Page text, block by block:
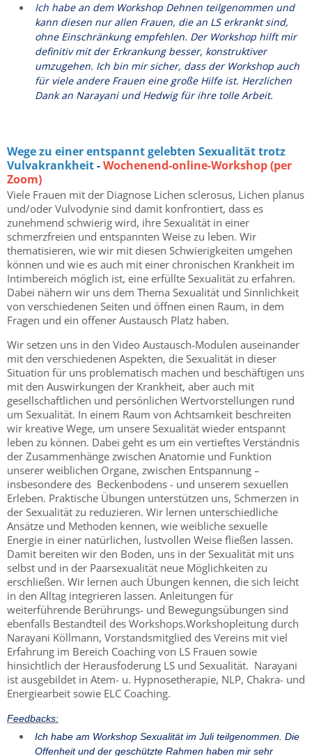
Ich habe an dem Workshop Dehnen teilgenommen und
kann diesen nur allen Frauen, die an LS erkrankt sind,
ohne Einschränkung empfehlen. Der Workshop hilft mir
definitiv mit der Erkrankung besser, konstruktiver
umzugehen. Ich bin mir sicher, dass der Workshop auch
für viele andere Frauen eine große Hilfe ist. Herzlichen
Dank an Narayani und Hedwig für ihre tolle Arbeit.
Wege zu einer entspannt gelebten Sexualität trotz
Vulvakrankheit-Wochenend-online-Workshop (per
Zoom)
Viele Frauen mit der Diagnose Lichen sclerosus, Lichen planus
und/oder Vulvodynie sind damit konfrontiert, dass es
zunehmend schwierig wird, ihre Sexualität in einer
schmerzfreien und entspannten Weise zu leben. Wir
thematisieren, wie wir mit diesen Schwierigkeiten umgehen
können und wie es auch mit einer chronischen Krankheit im
Intimbereich möglich ist, eine erfüllte Sexualität zu erfahren.
Dabei nähern wir uns dem Thema Sexualität und Sinnlichkeit
von verschiedenen Seiten und öffnen einen Raum, in dem
Fragen und ein offener Austausch Platz haben.
Wir setzen uns in den Video Austausch-Modulen auseinander
mit den verschiedenen Aspekten, die Sexualität in dieser
Situation für uns problematisch machen und beschäftigen uns
mit den Auswirkungen der Krankheit, aber auch mit
gesellschaftlichen und persönlichen Wertvorstellungen rund
um Sexualität. In einem Raum von Achtsamkeit beschreiten
wir kreative Wege, um unsere Sexualität wieder entspannt
leben zu können. Dabei geht es um ein vertieftes Verständnis
der Zusammenhänge zwischen Anatomie und Funktion
unserer weiblichen Organe, zwischen Entspannung –
insbesondere des Beckenbodens - und unserem sexuellen
Erleben. Praktische Übungen unterstützen uns, Schmerzen in
der Sexualität zu reduzieren. Wir lernen unterschiedliche
Ansätze und Methoden kennen, wie weibliche sexuelle
Energie in einer natürlichen, lustvollen Weise fließen lassen.
Damit bereiten wir den Boden, uns in der Sexualität mit uns
selbst und in der Paarsexualität neue Möglichkeiten zu
erschließen. Wir lernen auch Übungen kennen, die sich leicht
in den Alltag integrieren lassen. Anleitungen für
weiterführende Berührungs- und Bewegungsübungen sind
ebenfalls Bestandteil des Workshops.Workshopleitung durch
Narayani Köllmann, Vorstandsmitglied des Vereins mit viel
Erfahrung im Bereich Coaching von LS Frauen sowie
hinsichtlich der Herausfoderung LS und Sexualität. Narayani
ist ausgebildet in Atem- u. Hypnosetherapie, NLP, Chakra- und
Energiearbeit sowie ELC Coaching.
Feedbacks:
Ich habe am Workshop Sexualität im Juli teilgenommen. Die
Offenheit und der geschützte Rahmen haben mir sehr